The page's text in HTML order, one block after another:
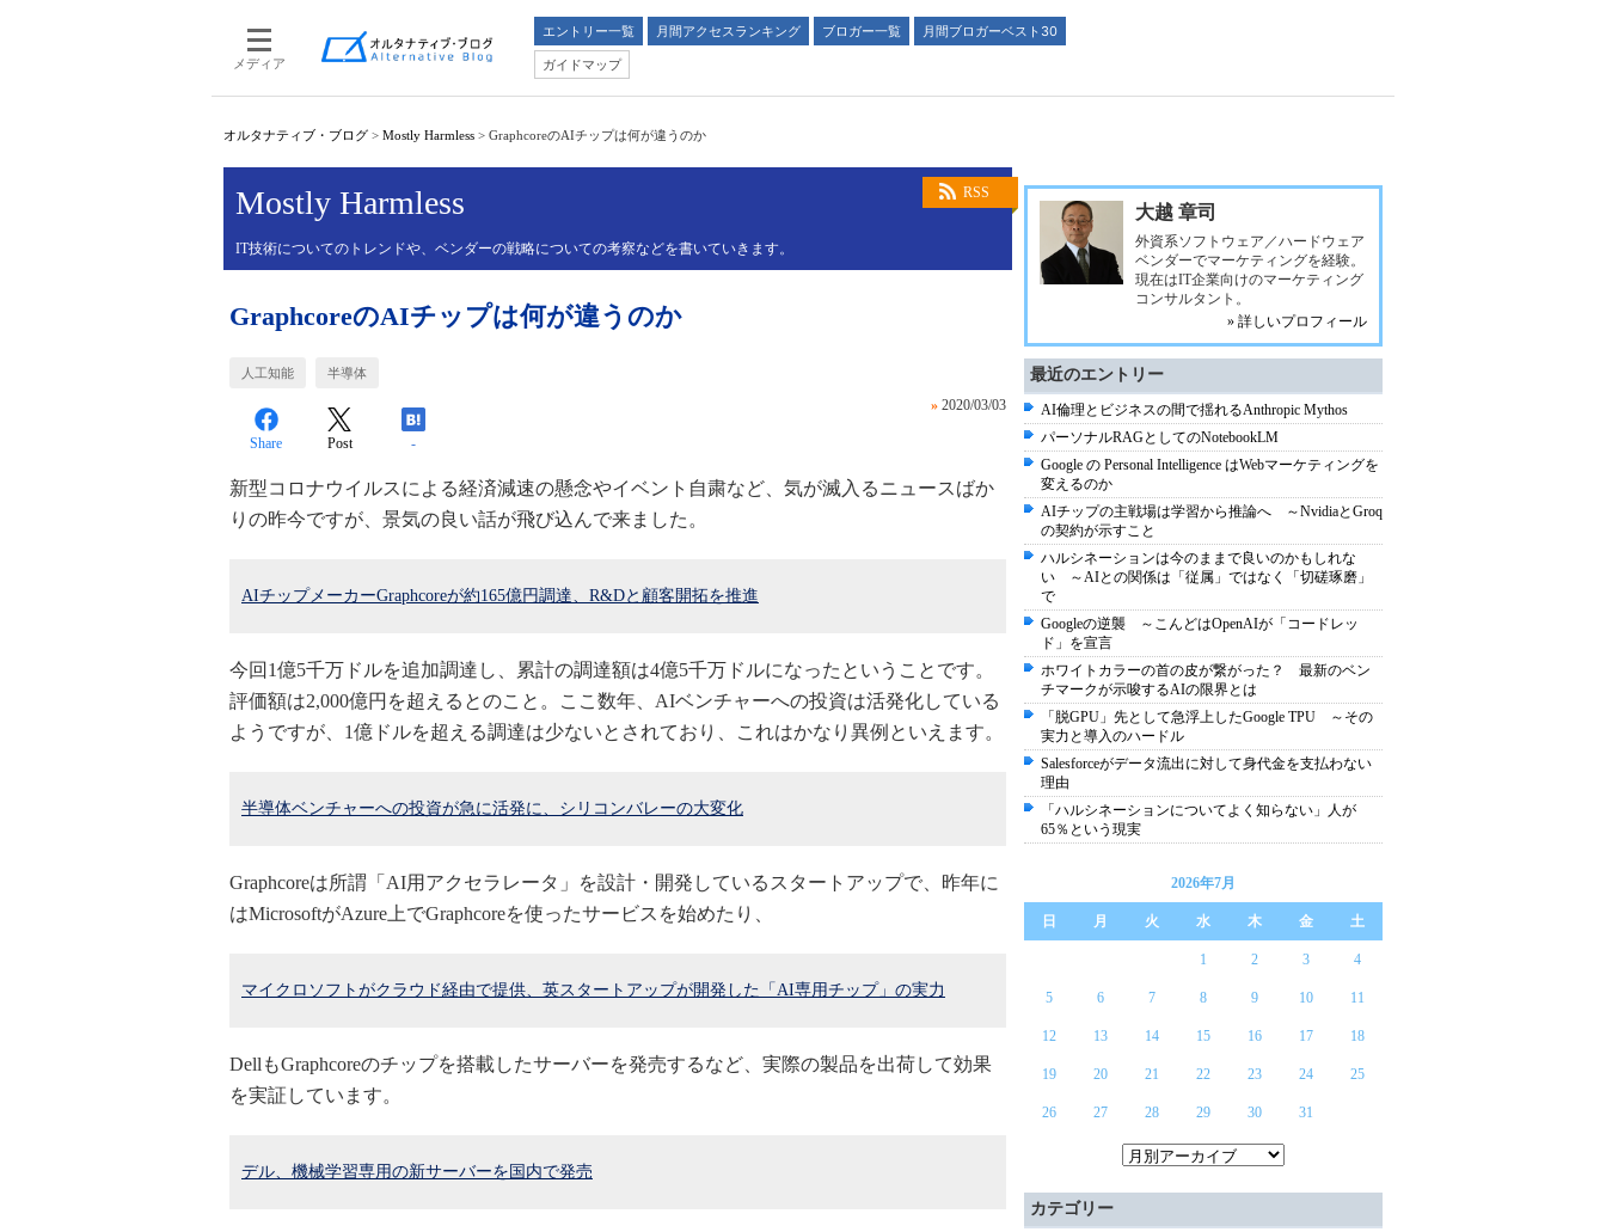
メディア
エントリー一覧 月間アクセスランキング ブロガー一覧
月間ブロガーベスト30
ガイドマップ
オルタナティブ・ブログ > Mostly Harmless > GraphcoreのAIチップは何が違うのか
RSS
Mostly Harmless
IT技術についてのトレンドや、ベンダーの戦略についての考察などを書いていきます。
GraphcoreのAIチップは何が違うのか
人工知能 半導体
» 2020/03/03
Share Post -
新型コロナウイルスによる経済減速の懸念やイベント自粛など、気が滅入るニュースばか
りの昨今ですが、景気の良い話が飛び込んで来ました。
AIチップメーカーGraphcoreが約165億円調達、R&Dと顧客開拓を推進
今回1億5千万ドルを追加調達し、累計の調達額は4億5千万ドルになったということです。
評価額は2,000億円を超えるとのこと。ここ数年、AIベンチャーへの投資は活発化している
ようですが、1億ドルを超える調達は少ないとされており、これはかなり異例といえます。
半導体ベンチャーへの投資が急に活発に、シリコンバレーの大変化
Graphcoreは所謂「AI用アクセラレータ」を設計・開発しているスタートアップで、昨年に
はMicrosoftがAzure上でGraphcoreを使ったサービスを始めたり、
マイクロソフトがクラウド経由で提供、英スタートアップが開発した「AI専用チップ」の実力
DellもGraphcoreのチップを搭載したサーバーを発売するなど、実際の製品を出荷して効果
を実証しています。
デル、機械学習専用の新サーバーを国内で発売
大越 章司
外資系ソフトウェア／ハードウェア
ベンダーでマーケティングを経験。
現在はIT企業向けのマーケティング
コンサルタント。
» 詳しいプロフィール
最近のエントリー
AI倫理とビジネスの間で揺れるAnthropic Mythos
パーソナルRAGとしてのNotebookLM
Google の Personal Intelligence はWebマーケティングを
変えるのか
AIチップの主戦場は学習から推論へ ～NvidiaとGroq
の契約が示すこと
ハルシネーションは今のままで良いのかもしれな
い ～AIとの関係は「従属」ではなく「切磋琢磨」
で
Googleの逆襲 ～こんどはOpenAIが「コードレッ
ド」を宣言
ホワイトカラーの首の皮が繋がった？ 最新のベン
チマークが示唆するAIの限界とは
「脱GPU」先として急浮上したGoogle TPU ～その
実力と導入のハードル
Salesforceがデータ流出に対して身代金を支払わない
理由
「ハルシネーションについてよく知らない」人が
65％という現実
2026年7月
日 月 火 水 木 金 土
1 2 3 4
5 6 7 8 9 10 11
12 13 14 15 16 17 18
19 20 21 22 23 24 25
26 27 28 29 30 31
カテゴリー